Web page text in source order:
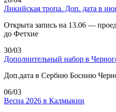
Ликийская тропа. Доп. дата в
Открыта запись на 13.06 —
до Фетхие
30/03
Дополнительный набор в
Доп.дата в Сербию Боснию
06/03
Весна 2026 в Калмыкии